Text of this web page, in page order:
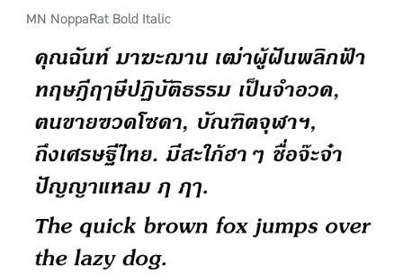
MN NoppaRat Bold Italic